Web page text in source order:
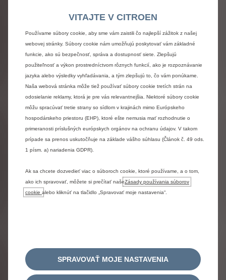
Látka Meanwhile sivá / Látka čierna
Bez príplatku
Látkové čalúnenie kombinácia sivá / čierna
Viac detailov
Strecha BITON
Strecha vo farbe karosérie
VITAJTE V CITROEN
Používame súbory cookie, aby sme vám zaistili čo najlepší zážitok z našej
webovej stránky. Súbory cookie nám umožňujú poskytovať vám základné
funkcie, ako sú bezpečnosť, správa a dostupnosť siete. Zlepšujú
použiteľnosť a výkon prostredníctvom rôznych funkcií, ako je rozpoznávanie
jazyka alebo výsledky vyhľadávania, a tým zlepšujú to, čo vám ponúkame.
Naša webová stránka môže tiež používať súbory cookie tretích strán na
odosielanie reklamy, ktorá je pre vás relevantnejšia. Niektoré súbory cookie
môžu spracúvať tretie strany so sídlom v krajinách mimo Európskeho
hospodárskeho priestoru (EHP), ktoré ešte nemusia mať rozhodnutie o
primeranosti príslušných európskych orgánov na ochranu údajov. V takom
prípade sa prenos uskutočňuje na základe vášho súhlasu (Článok č. 49 ods.
1 písm. a) nariadenia GDPR).
Ak sa chcete dozvedieť viac o súboroch cookie, ktoré používame, a o tom,
ako ich spravovať, môžete si prečítať našeZásady používania súborov
cookie alebo kliknúť na tlačidlo „Spravovať moje nastavenia“.
SPRAVOVAŤ MOJE NASTAVENIA